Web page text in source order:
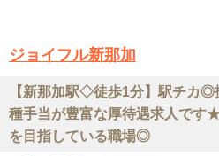
ジョイフル新那加
【新那加駅◇徒歩1分】駅チカ◎
種手当が豊富な厚待遇求人です
を目指している職場◎